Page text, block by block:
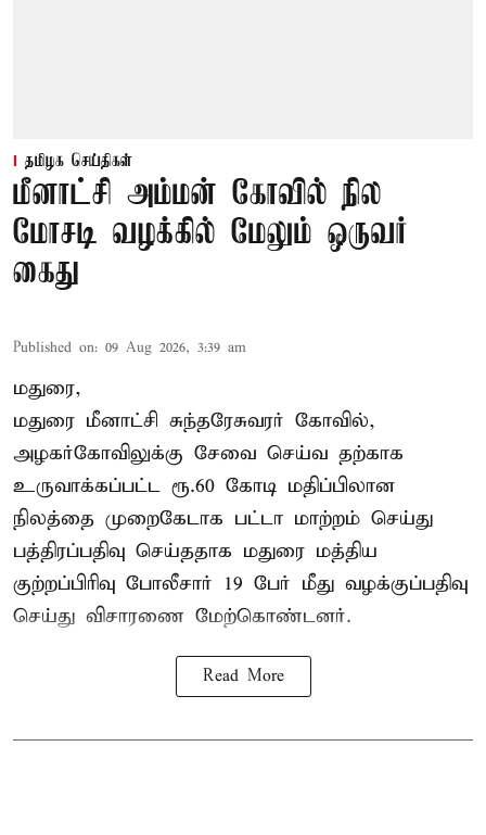
தமிழக செய்திகள்
மீனாட்சி அம்மன் கோவில் நில
மோசடி வழக்கில் மேலும் ஒருவர்
கைது
Published on: 09 Aug 2026, 3:39 am
மதுரை,
மதுரை மீனாட்சி சுந்தரேசுவரர் கோவில்,
அழகர்கோவிலுக்கு சேவை செய்வ தற்காக
உருவாக்கப்பட்ட ரூ.60 கோடி மதிப்பிலான
நிலத்தை முறைகேடாக பட்டா மாற்றம் செய்து
பத்திரப்பதிவு செய்ததாக மதுரை மத்திய
குற்றப்பிரிவு போலீசார் 19 பேர் மீது வழக்குப்பதிவு
செய்து விசாரணை மேற்கொண்டனர்.
Read More